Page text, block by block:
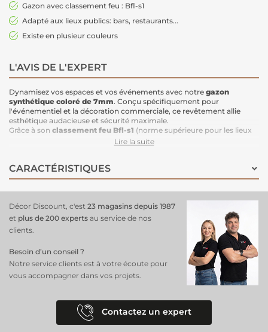
Gazon avec classement feu : Bfl-s1
Adapté aux lieux publics: bars, restaurants...
Existe en plusieur couleurs
L'AVIS DE L'EXPERT
Dynamisez vos espaces et vos événements avec notre gazon
synthétique coloré de 7mm. Conçu spécifiquement pour
l'événementiel et la décoration commerciale, ce revêtement allie
esthétique audacieuse et sécurité maximale.
Grâce à son classement feu Bfl-s1 (norme supérieure pour les lieux
publics), il est la solution idéale pour colorer vos stands de salons, vos
instantanément l'ambiance de vos espaces intérieurs et extérieurs.
Sécurité Incendie Renforcée :
Certifié Bfl-s1, répondant aux
exigences les plus strictes des ERP (Établissements Recevant du
Public).
Une gamme de couleurs vives pour attirer
l'attention et personnaliser votre décoration de manière originale.
Maniabilité & Légèreté :Son épaisseur de 7mm le rend
extrêmement facile à transporter, à découper et à installer, même sur
des surfaces complexes.
aussi pour les vitrines de magasins ou les sols de restaurants.
Résistance Événementielle :Conçu pour supporter le passage lors
d'événements éphémères tout en conservant son éclat.
Lire la suite
CARACTÉRISTIQUES
Décor Discount, c'est 23 magasins depuis 1987
et plus de 200 experts au service de nos
clients.
Besoin d’un conseil ?
Notre service clients est à votre écoute pour
vous accompagner dans vos projets.
Contactez un expert